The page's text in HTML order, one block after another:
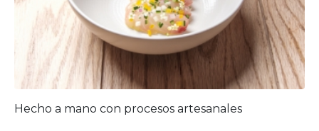
Hecho a mano con procesos artesanales